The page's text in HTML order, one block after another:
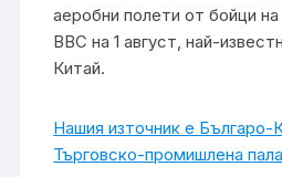
аеробни полети от бойци
ВВС на 1 август, най-
Китай.
Нашия източник е Българо-
Търговско-промишлена